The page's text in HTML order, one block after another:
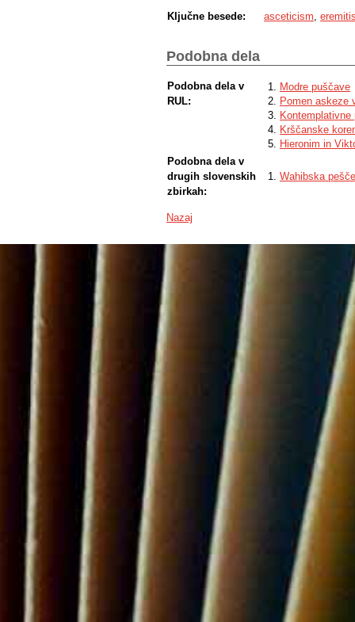
Ključne besede:
asceticism
Podobna dela
Podobna dela v
RUL:
Modre puščave
Pomen askeze
Krščanske
Hieronim in
Podobna dela v
drugih slovenskih
zbirkah:
Wahibska
Nazaj